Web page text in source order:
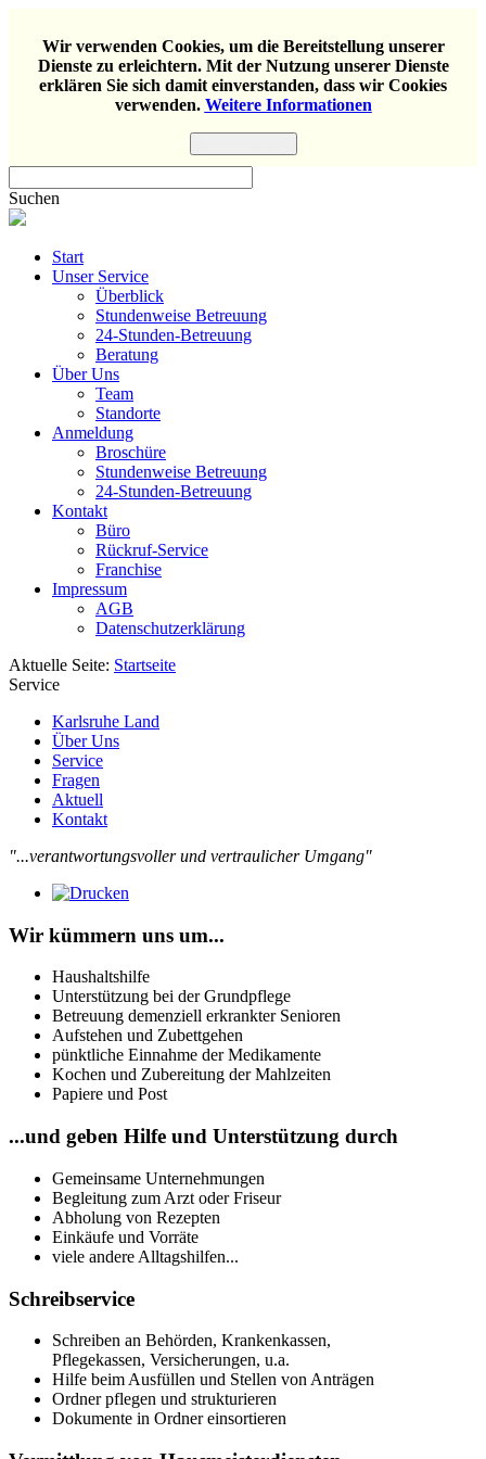
Wir verwenden Cookies, um die Bereitstellung unserer
Dienste zu erleichtern. Mit der Nutzung unserer Dienste
erklären Sie sich damit einverstanden, dass wir Cookies
verwenden. Weitere Informationen
Suchen
Start
Unser Service
Überblick
Stundenweise Betreuung
24-Stunden-Betreuung
Beratung
Über Uns
Team
Standorte
Anmeldung
Broschüre
Stundenweise Betreuung
24-Stunden-Betreuung
Kontakt
Büro
Rückruf-Service
Franchise
Impressum
AGB
Datenschutzerklärung
Aktuelle Seite: Startseite
Service
Karlsruhe Land
Über Uns
Service
Fragen
Aktuell
Kontakt
"...verantwortungsvoller und vertraulicher Umgang"
Wir kümmern uns um...
Haushaltshilfe
Unterstützung bei der Grundpflege
Betreuung demenziell erkrankter Senioren
Aufstehen und Zubettgehen
pünktliche Einnahme der Medikamente
Kochen und Zubereitung der Mahlzeiten
Papiere und Post
...und geben Hilfe und Unterstützung durch
Gemeinsame Unternehmungen
Begleitung zum Arzt oder Friseur
Abholung von Rezepten
Einkäufe und Vorräte
viele andere Alltagshilfen...
Schreibservice
Schreiben an Behörden, Krankenkassen,
Pflegekassen, Versicherungen, u.a.
Hilfe beim Ausfüllen und Stellen von Anträgen
Ordner pflegen und strukturieren
Dokumente in Ordner einsortieren